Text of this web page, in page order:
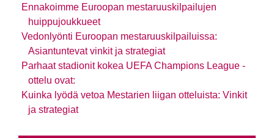
Ennakoimme Euroopan mestaruuskilpailujen
huippujoukkueet
Vedonlyönti Euroopan mestaruuskilpailuissa:
Asiantuntevat vinkit ja strategiat
Parhaat stadionit kokea UEFA Champions League -
ottelu ovat:
Kuinka lyödä vetoa Mestarien liigan otteluista: Vinkit
ja strategiat